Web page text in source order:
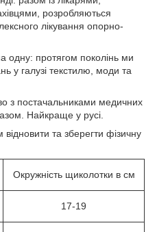
розробляються
лікування опорно-
одну: протягом поколінь ми
у галузі текстилю, моди та
з постачальниками медичних
Найкраще у русі.
та зберегти фізичну
Окружність щиколотки в см
17-19